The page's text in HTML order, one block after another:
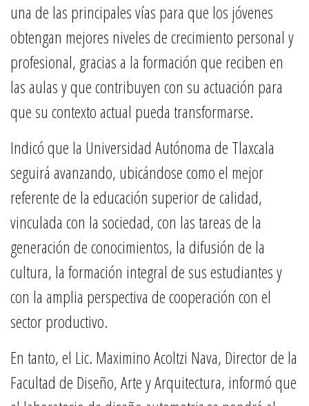
una de las principales vías para que los jóvenes
obtengan mejores niveles de crecimiento personal y
profesional, gracias a la formación que reciben en
las aulas y que contribuyen con su actuación para
que su contexto actual pueda transformarse.
Indicó que la Universidad Autónoma de Tlaxcala
seguirá avanzando, ubicándose como el mejor
referente de la educación superior de calidad,
vinculada con la sociedad, con las tareas de la
generación de conocimientos, la difusión de la
cultura, la formación integral de sus estudiantes y
con la amplia perspectiva de cooperación con el
sector productivo.
En tanto, el Lic. Maximino Acoltzi Nava, Director de la
Facultad de Diseño, Arte y Arquitectura, informó que